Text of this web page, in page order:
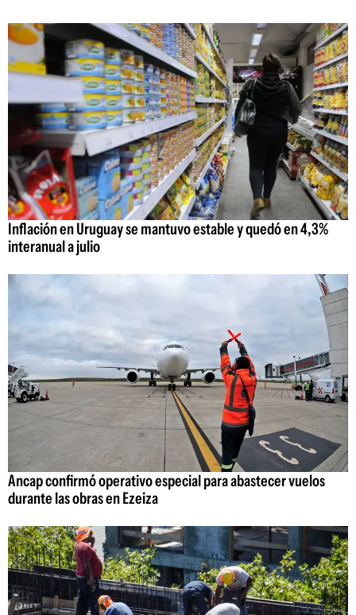
Inflación en Uruguay se mantuvo estable y quedó en 4,3%
interanual a julio
Ancap confirmó operativo especial para abastecer vuelos
durante las obras en Ezeiza